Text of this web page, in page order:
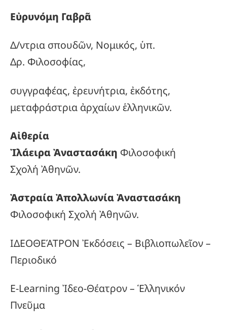
Εὐρυνόμη Γαβρᾶ
Δ/ντρια σπουδῶν, Νομικός, ὑπ.
Δρ. Φιλοσοφίας,
συγγραφέας, ἐρευνήτρια, ἐκδότης,
μεταφράστρια ἀρχαίων ἑλληνικῶν.
Αἰθερία
Ἰλάειρα Ἀναστασάκη Φιλοσοφική
Σχολή Ἀθηνῶν.
Ἀστραία Ἀπολλωνία Ἀναστασάκη
Φιλοσοφική Σχολή Ἀθηνῶν.
ΙΔΕΟΘΕΆΤΡΟΝ Ἐκδόσεις – Βιβλιοπωλεῖον –
Περιοδικό
E-Learning Ἰδεο-Θέατρον – Ἑλληνικόν
Πνεῦμα